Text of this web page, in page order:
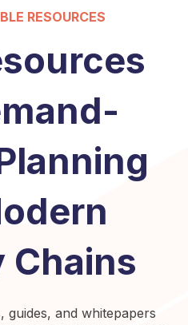
RESOURCES
Chains
guides, and whitepapers